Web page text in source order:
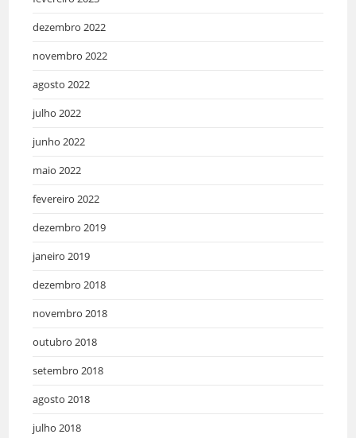
dezembro 2022
novembro 2022
agosto 2022
julho 2022
junho 2022
maio 2022
fevereiro 2022
dezembro 2019
janeiro 2019
dezembro 2018
novembro 2018
outubro 2018
setembro 2018
agosto 2018
julho 2018